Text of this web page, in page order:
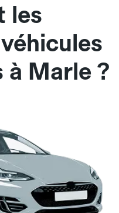
les
à Marle ?